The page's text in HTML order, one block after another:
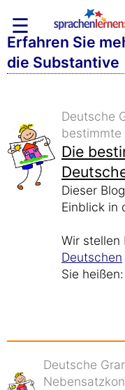
☰
Erfahren Sie
die Substantive
Deutsche
bestimmte
Die
Dieser
Einblick in
Wir stellen
Deutschen
Sie heißen:
Deutsche